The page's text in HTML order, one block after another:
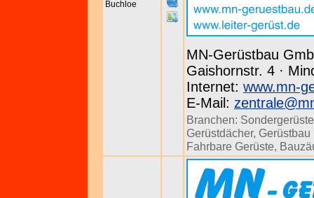
Buchloe
MN-Gerüstbau
Gaishornstr. 4 ·
Internet: www.mn-
E-Mail:
Branchen: Sondergerüste
Gerüstdächer, Gerüstbau
Fahrbare Gerüste,